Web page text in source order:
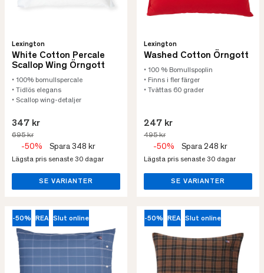
Lexington
White Cotton Percale
Scallop Wing Örngott
• 100% bomullspercale
• Tidlös elegans
• Scallop wing-detaljer
347 kr
695 kr
-50% Spara 348 kr
Lägsta pris senaste 30 dagar
SE VARIANTER
Lexington
Washed Cotton Örngott
• 100 % Bomullspoplin
• Finns i fler färger
• Tvättas 60 grader
247 kr
495 kr
-50% Spara 248 kr
Lägsta pris senaste 30 dagar
SE VARIANTER
-50% REA Slut online -50% REA Slut online